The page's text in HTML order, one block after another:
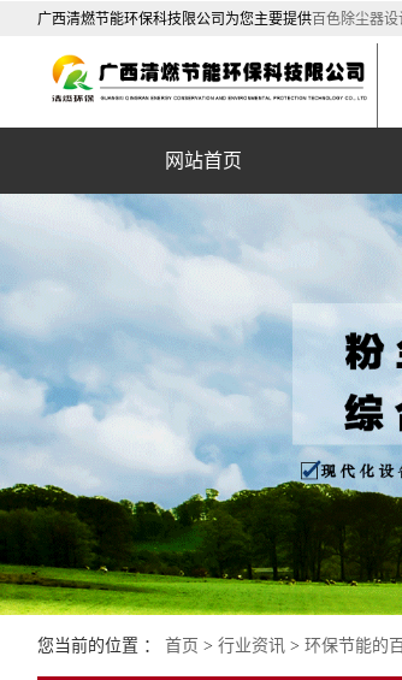
广西清燃节能环保科技限公司为您主要提供百色除尘器设
更新，欢迎您的收藏。
网站首页
您当前的位置 ： 首页 > 行业资讯> 环保节能的